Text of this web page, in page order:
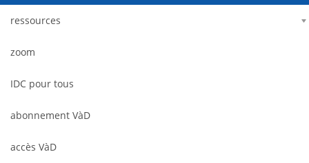
ressources
zoom
IDC pour tous
abonnement VàD
accès VàD